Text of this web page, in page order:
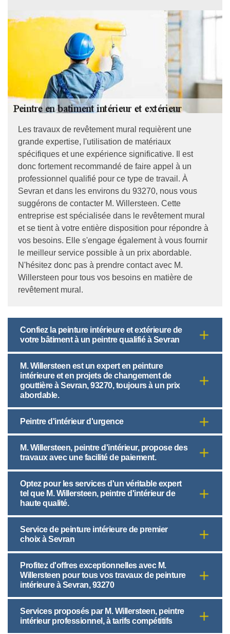
Les travaux de revêtement mural requièrent une
grande expertise, l'utilisation de matériaux
spécifiques et une expérience significative. Il est
donc fortement recommandé de faire appel à un
professionnel qualifié pour ce type de travail. À
Sevran et dans les environs du 93270, nous vous
suggérons de contacter M. Willersteen. Cette
entreprise est spécialisée dans le revêtement mural
et se tient à votre entière disposition pour répondre à
vos besoins. Elle s'engage également à vous fournir
le meilleur service possible à un prix abordable.
N'hésitez donc pas à prendre contact avec M.
Willersteen pour tous vos besoins en matière de
revêtement mural.
Confiez la peinture intérieure et extérieure de
votre bâtiment à un peintre qualifié à Sevran
M. Willersteen est un expert en peinture
intérieure et en projets de changement de
gouttière à Sevran, 93270, toujours à un prix
abordable.
Peintre d'intérieur d'urgence
M. Willersteen, peintre d'intérieur, propose des
travaux avec une facilité de paiement.
Optez pour les services d'un véritable expert
tel que M. Willersteen, peintre d'intérieur de
haute qualité.
Service de peinture intérieure de premier
choix à Sevran
Profitez d'offres exceptionnelles avec M.
Willersteen pour tous vos travaux de peinture
intérieure à Sevran, 93270
Services proposés par M. Willersteen, peintre
intérieur professionnel, à tarifs compétitifs